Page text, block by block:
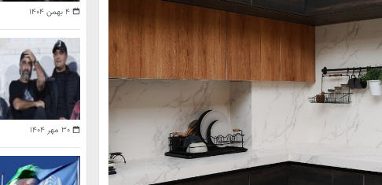
۴ بهمن ۱۴۰۴
۳۰ مهر ۱۴۰۴